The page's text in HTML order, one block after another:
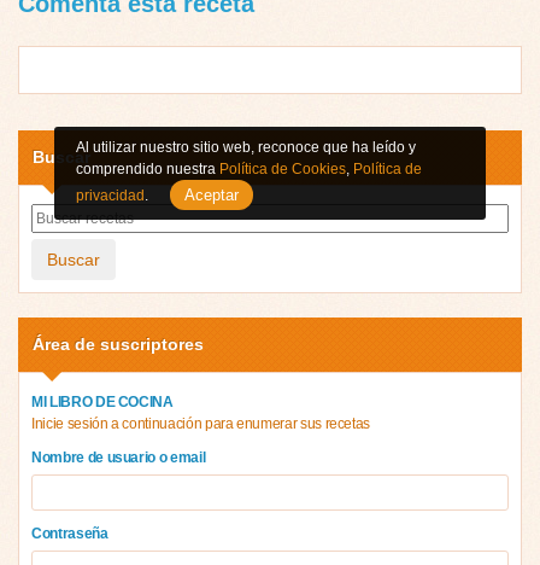
Buscar
Buscar
Área de suscriptores
MI LIBRO DE COCINA
Inicie sesión a continuación para enumerar sus recetas
Nombre de usuario o email
Contraseña
Al utilizar nuestro sitio web, reconoce que ha leído y
comprendido nuestra Política de Cookies, Política de
privacidad. Aceptar